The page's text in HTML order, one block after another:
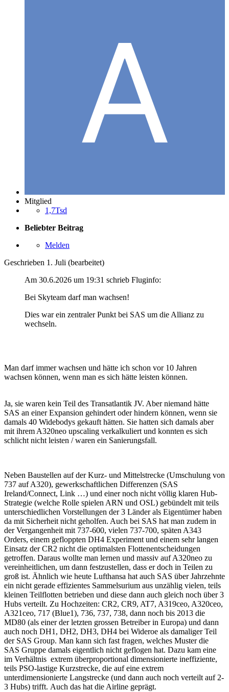
Mitglied
1,7Tsd
Beliebter Beitrag
Melden
Geschrieben 1. Juli (bearbeitet)
Am 30.6.2026 um 19:31 schrieb Fluginfo:
Bei Skyteam darf man wachsen!
Dies war ein zentraler Punkt bei SAS um die Allianz zu
wechseln.
Man darf immer wachsen und hätte ich schon vor 10 Jahren
wachsen können, wenn man es sich hätte leisten können.
Ja, sie waren kein Teil des Transatlantik JV. Aber niemand hätte
SAS an einer Expansion gehindert oder hindern können, wenn sie
damals 40 Widebodys gekauft hätten. Sie hatten sich damals aber
mit ihrem A320neo upscaling verkalkuliert und konnten es sich
schlicht nicht leisten / waren ein Sanierungsfall.
Neben Baustellen auf der Kurz- und Mittelstrecke (Umschulung von
737 auf A320), gewerkschaftlichen Differenzen (SAS
Ireland/Connect, Link …) und einer noch nicht völlig klaren Hub-
Strategie (welche Rolle spielen ARN und OSL) gebündelt mit teils
unterschiedlichen Vorstellungen der 3 Länder als Eigentümer haben
da mit Sicherheit nicht geholfen. Auch bei SAS hat man zudem in
der Vergangenheit mit 737-600, vielen 737-700, späten A343
Orders, einem gefloppten DH4 Experiment und einem sehr langen
Einsatz der CR2 nicht die optimalsten Flottenentscheidungen
getroffen. Daraus wollte man lernen und massiv auf A320neo zu
vereinheitlichen, um dann festzustellen, dass er doch in Teilen zu
groß ist. Ähnlich wie heute Lufthansa hat auch SAS über Jahrzehnte
ein nicht gerade effizientes Sammelsurium aus unzählig vielen, teils
kleinen Teilflotten betrieben und diese dann auch gleich noch über 3
Hubs verteilt. Zu Hochzeiten: CR2, CR9, AT7, A319ceo, A320ceo,
A321ceo, 717 (Blue1), 736, 737, 738, dann noch bis 2013 die
MD80 (als einer der letzten grossen Betreiber in Europa) und dann
auch noch DH1, DH2, DH3, DH4 bei Wideroe als damaliger Teil
der SAS Group. Man kann sich fast fragen, welches Muster die
SAS Gruppe damals eigentlich nicht geflogen hat. Dazu kam eine
im Verhältnis extrem überproportional dimensionierte ineffiziente,
teils PSO-lastige Kurzstrecke, die auf eine extrem
unterdimensionierte Langstrecke (und dann auch noch verteilt auf 2-
3 Hubs) trifft. Auch das hat die Airline geprägt.